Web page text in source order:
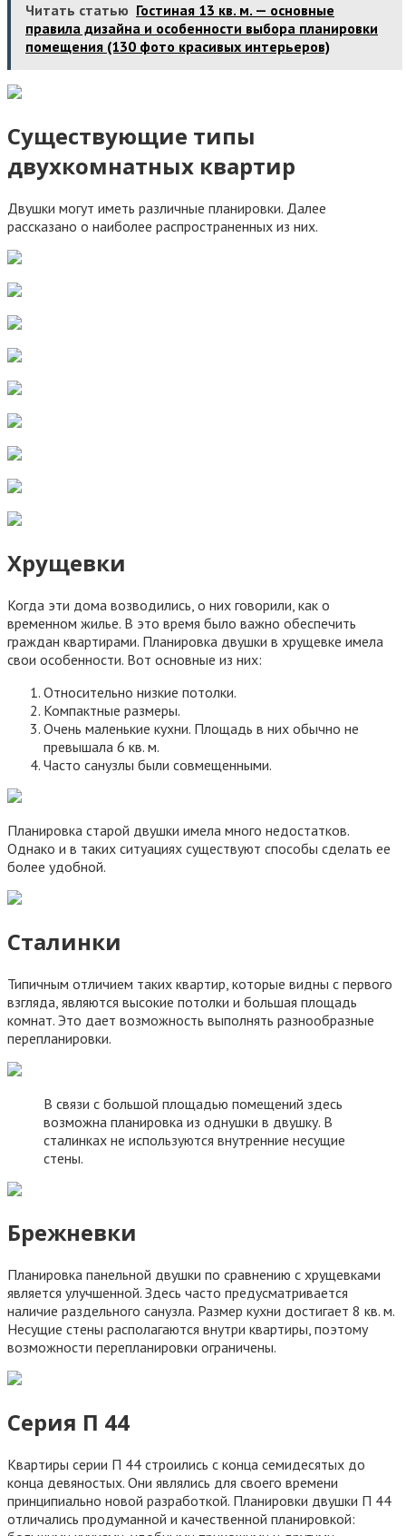
Читать статью Гостиная 13 кв. м. — основные
правила дизайна и особенности выбора планировки
помещения (130 фото красивых интерьеров)
Существующие типы
двухкомнатных квартир
Двушки могут иметь различные планировки. Далее
рассказано о наиболее распространенных из них.
Хрущевки
Когда эти дома возводились, о них говорили, как о
временном жилье. В это время было важно обеспечить
граждан квартирами. Планировка двушки в хрущевке имела
свои особенности. Вот основные из них:
Относительно низкие потолки.
Компактные размеры.
Очень маленькие кухни. Площадь в них обычно не
превышала 6 кв. м.
Часто санузлы были совмещенными.
Планировка старой двушки имела много недостатков.
Однако и в таких ситуациях существуют способы сделать ее
более удобной.
Сталинки
Типичным отличием таких квартир, которые видны с первого
взгляда, являются высокие потолки и большая площадь
комнат. Это дает возможность выполнять разнообразные
перепланировки.
В связи с большой площадью помещений здесь
возможна планировка из однушки в двушку. В
сталинках не используются внутренние несущие
стены.
Брежневки
Планировка панельной двушки по сравнению с хрущевками
является улучшенной. Здесь часто предусматривается
наличие раздельного санузла. Размер кухни достигает 8 кв. м.
Несущие стены располагаются внутри квартиры, поэтому
возможности перепланировки ограничены.
Серия П 44
Квартиры серии П 44 строились с конца семидесятых до
конца девяностых. Они являлись для своего времени
принципиально новой разработкой. Планировки двушки П 44
отличались продуманной и качественной планировкой: